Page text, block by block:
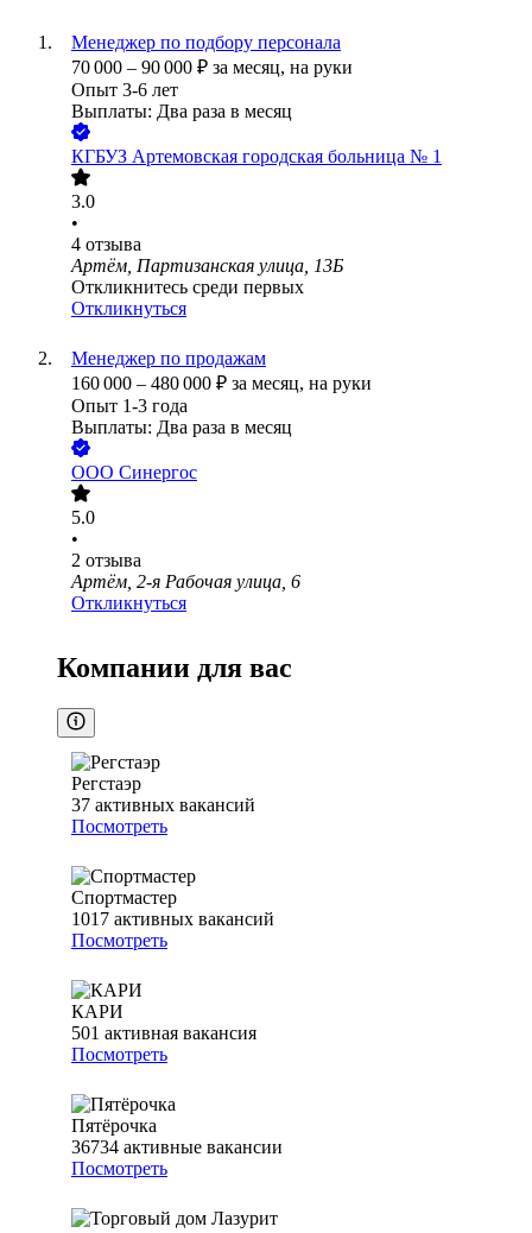
Менеджер по подбору персонала
70 000 – 90 000 ₽ за месяц, на руки
Опыт 3-6 лет
Выплаты: Два раза в месяц
КГБУЗ Артемовская городская больница № 1
3.0
•
4 отзыва
Артём, Партизанская улица, 13Б
Откликнитесь среди первых
Откликнуться
Менеджер по продажам
160 000 – 480 000 ₽ за месяц, на руки
Опыт 1-3 года
Выплаты: Два раза в месяц
ООО Синергос
5.0
•
2 отзыва
Артём, 2-я Рабочая улица, 6
Откликнуться
Компании для вас
Регстаэр
37 активных вакансий
Посмотреть
Спортмастер
1017 активных вакансий
Посмотреть
КАРИ
501 активная вакансия
Посмотреть
Пятёрочка
36734 активные вакансии
Посмотреть